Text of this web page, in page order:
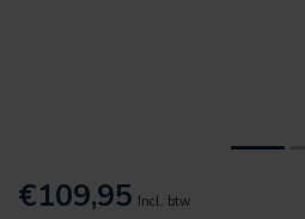
€109,95 Incl. btw